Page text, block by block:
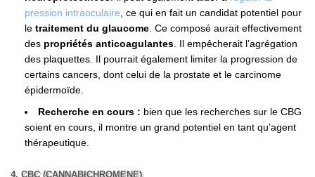
pression intraoculaire, ce qui en fait un candidat potentiel pour
le traitement du glaucome. Ce composé aurait effectivement
des propriétés anticoagulantes. Il empêcherait l’agrégation
des plaquettes. Il pourrait également limiter la progression de
certains cancers, dont celui de la prostate et le carcinome
épidermoïde.
Recherche en cours : bien que les recherches sur le CBG
soient en cours, il montre un grand potentiel en tant qu’agent
thérapeutique.
4. CBC (CANNABICHROMENE)